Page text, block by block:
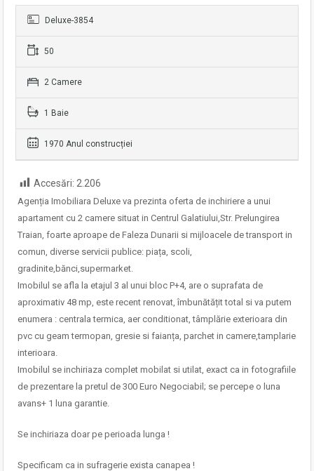
Deluxe-3854
50
2 Camere
1 Baie
1970 Anul construcției
Accesări: 2.206
Agenția Imobiliara Deluxe va prezinta oferta de inchiriere a unui
apartament cu 2 camere situat in Centrul Galatiului,Str. Prelungirea
Traian, foarte aproape de Faleza Dunarii si mijloacele de transport in
comun, diverse servicii publice: piața, scoli,
gradinite,bănci,supermarket.
Imobilul se afla la etajul 3 al unui bloc P+4, are o suprafata de
aproximativ 48 mp, este recent renovat, îmbunătățit total si va putem
enumera : centrala termica, aer conditionat, tâmplărie exterioara din
pvc cu geam termopan, gresie si faianța, parchet in camere,tamplarie
interioara.
Imobilul se inchiriaza complet mobilat si utilat, exact ca in fotografiile
de prezentare la pretul de 300 Euro Negociabil; se percepe o luna
avans+ 1 luna garantie.
Se inchiriaza doar pe perioada lunga !
Specificam ca in sufragerie exista canapea !